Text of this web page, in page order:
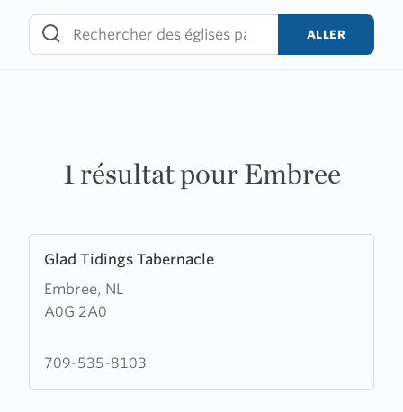
content
ALLER
1 résultat pour Embree
Glad Tidings Tabernacle
Embree, NL
A0G 2A0
more
about
Glad
Tabernacle
709-535-8103